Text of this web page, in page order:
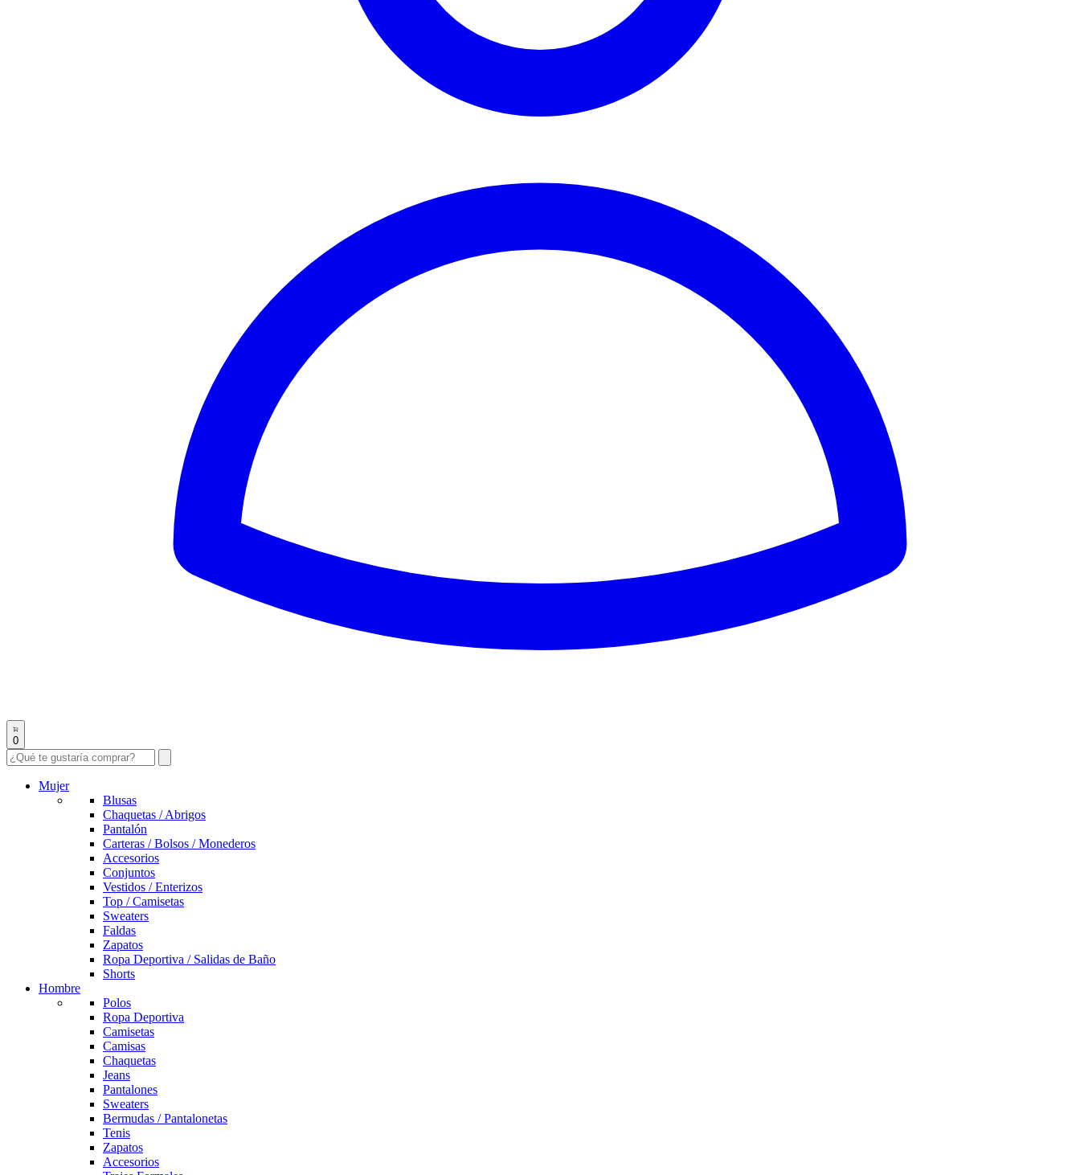
0
Mujer
Blusas
Chaquetas / Abrigos
Pantalón
Carteras / Bolsos / Monederos
Accesorios
Conjuntos
Vestidos / Enterizos
Top / Camisetas
Sweaters
Faldas
Zapatos
Ropa Deportiva / Salidas de Baño
Shorts
Hombre
Polos
Ropa Deportiva
Camisetas
Camisas
Chaquetas
Jeans
Pantalones
Sweaters
Bermudas / Pantalonetas
Tenis
Zapatos
Accesorios